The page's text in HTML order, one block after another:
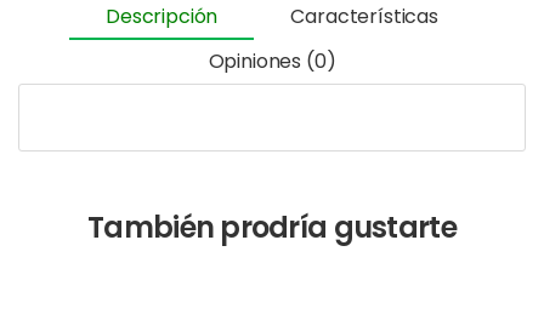
Descripción
Características
Opiniones (0)
También prodría gustarte